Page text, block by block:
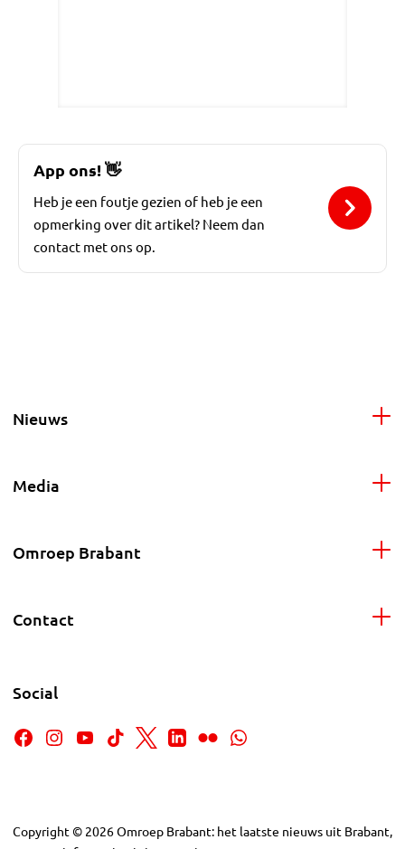
App ons! 👋
Heb je een foutje gezien of heb je een
opmerking over dit artikel? Neem dan
contact met ons op.
Nieuws
Media
Omroep Brabant
Contact
Social
Copyright © 2026Omroep Brabant: het laatste nieuws uit Brabant,